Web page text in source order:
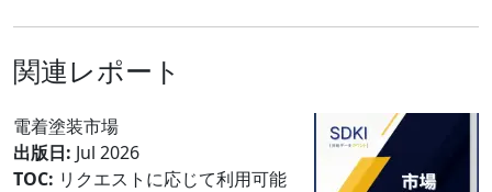
関連レポート
電着塗装市場
出版日: Jul 2026
TOC: リクエストに応じて利用可能